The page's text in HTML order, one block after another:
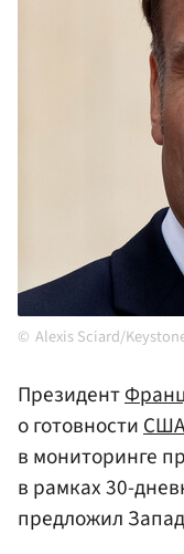
Alexis Sciard/
Президент
о готовностиСША
в мониторинге
в рамках 30-
предложил